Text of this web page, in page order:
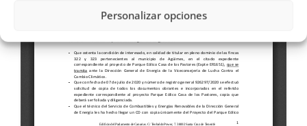
Personalizar opciones